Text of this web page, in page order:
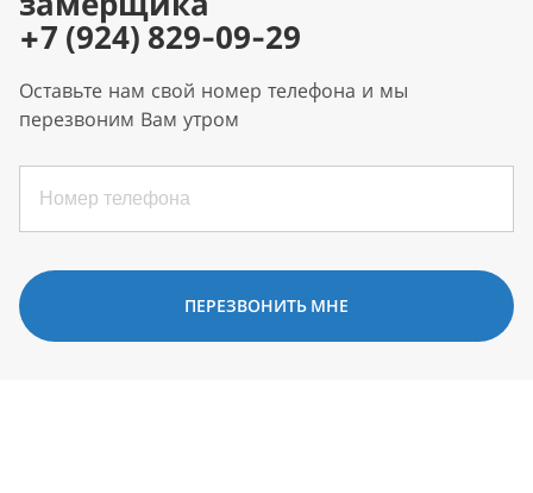
+7 (924) 829-09-29
Оставьте нам свой номер телефона и мы
перезвоним Вам утром
ПЕРЕЗВОНИТЬ МНЕ